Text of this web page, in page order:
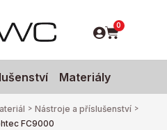
0
Materiály
> Nástroje a příslušenství >
FC9000